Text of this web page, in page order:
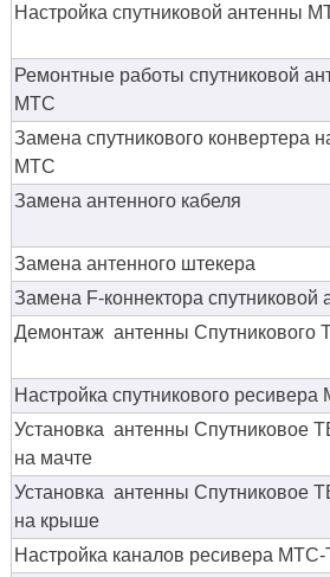
Настройка спутниковой антенны
Ремонтные работы спутниковой
МТС
Замена спутникового конвертера
МТС
Замена антенного кабеля
Замена антенного штекера
Замена F-коннектора спутниковой
Демонтаж антенны Спутникового
Настройка спутникового
Установка антенны Спутниковое
на мачте
Установка антенны Спутниковое
на крыше
Настройка каналов ресивера